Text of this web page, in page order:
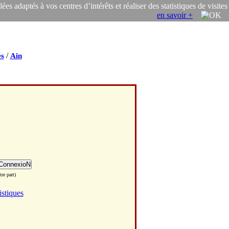
adaptés à vos centres d’intérêts et réaliser des statistiques de visites
en savoir +
/ Ain
part)